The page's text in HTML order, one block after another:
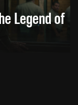
Legend of